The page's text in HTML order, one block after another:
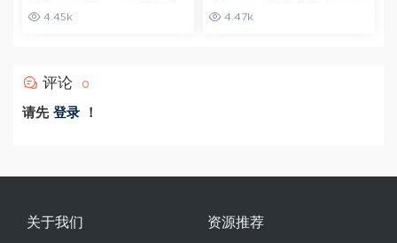
设计课程，掌握从工具使用到创
4.45k
高级测试开发课程：非常适合想
4.47k
评论 0
请先 登录 ！
关于我们 资源推荐